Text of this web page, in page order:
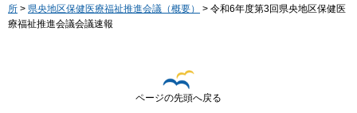
所 > 県央地区保健医療福祉推進会議（概要）
> 令和6年度第3回県央地区保健医
療福祉推進会議会議速報
ページの先頭へ戻る